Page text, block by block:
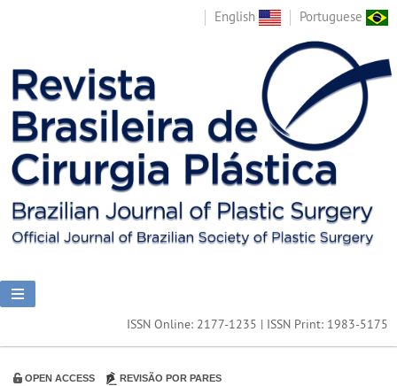
English Portuguese
ISSN Online: 2177-1235 | ISSN Print: 1983-5175
OPEN ACCESS REVISÃO POR PARES